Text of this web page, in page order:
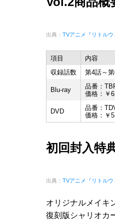
出典： TVアニメ『リトル
項目
内容
収録話数
第4話～
Blu-ray
品番：
価格：￥
DVD
品番：
価格：￥
初回封入特
出典： TVアニメ『リトル
オリジナルメイキ
復刻版シャリオカ